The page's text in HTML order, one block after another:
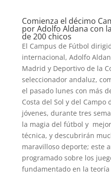
Comienza el décimo
por Adolfo Aldana con
de 200 chicos
El Campus de Fútbol
internacional, Adolfo
Madrid y Deportivo de la
seleccionador andaluz,
el pasado lunes con más
Costa del Sol y del Campo
jóvenes, durante tres
la magia del fútbol y
técnica, y descubrirán
maravilloso deporte; este
programado sobre los
fundamentado en la